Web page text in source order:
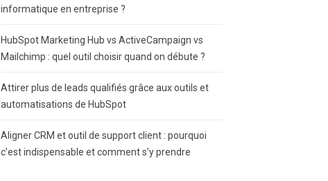
informatique en entreprise ?
HubSpot Marketing Hub vs ActiveCampaign vs
Mailchimp : quel outil choisir quand on débute ?
Attirer plus de leads qualifiés grâce aux outils et
automatisations de HubSpot
Aligner CRM et outil de support client : pourquoi
c’est indispensable et comment s’y prendre